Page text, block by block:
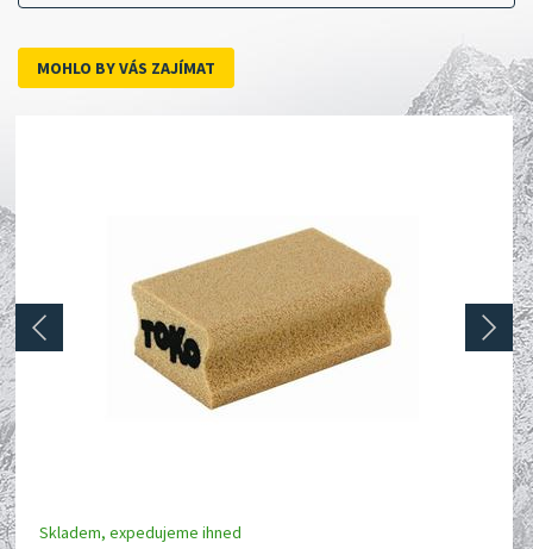
MOHLO BY VÁS ZAJÍMAT
Skladem, expedujeme ihned
prev next